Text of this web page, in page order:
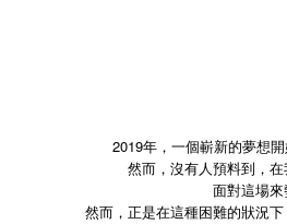
2019年，一個嶄新的夢想
然而，沒有人預料到，
面對這場
然而，正是在這種困難的狀況